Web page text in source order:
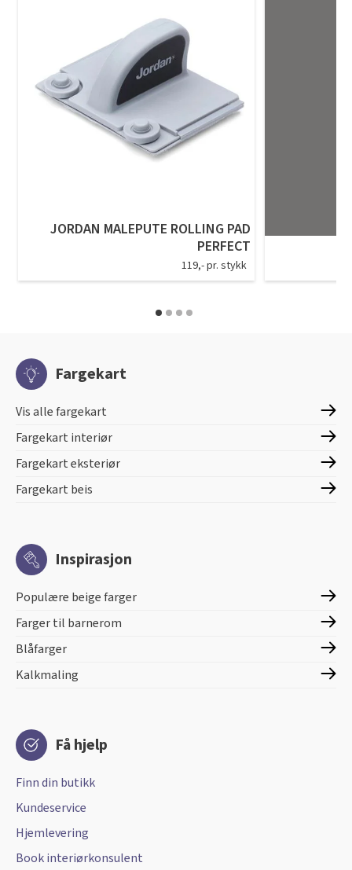
JORDAN MALEPUTE ROLLING PAD
PERFECT
119,- pr. stykk
Fargekart
Vis alle fargekart
Fargekart interiør
Fargekart eksteriør
Fargekart beis
Inspirasjon
Populære beige farger
Farger til barnerom
Blåfarger
Kalkmaling
Få hjelp
Finn din butikk
Kundeservice
Hjemlevering
Book interiørkonsulent